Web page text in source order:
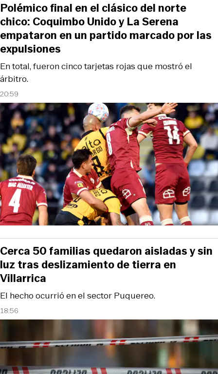
20:59
En total, fueron cinco tarjetas rojas que mostró el
árbitro.
Polémico final en el clásico del norte
chico: Coquimbo Unido y La Serena
empataron en un partido marcado por las
expulsiones
18:56
El hecho ocurrió en el sector Puquereo.
Cerca 50 familias quedaron aisladas y sin
luz tras deslizamiento de tierra en
Villarrica